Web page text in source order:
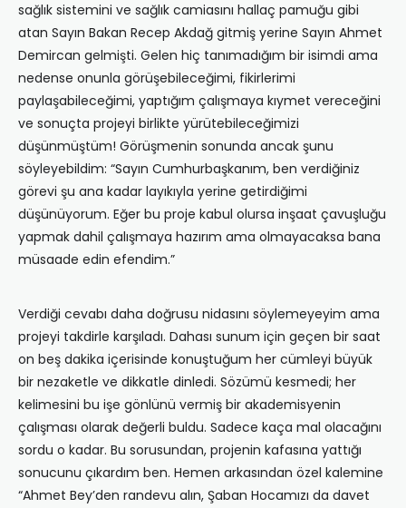
sağlık sistemini ve sağlık camiasını hallaç pamuğu gibi
atan Sayın Bakan Recep Akdağ gitmiş yerine Sayın Ahmet
Demircan gelmişti. Gelen hiç tanımadığım bir isimdi ama
nedense onunla görüşebileceğimi, fikirlerimi
paylaşabileceğimi, yaptığım çalışmaya kıymet vereceğini
ve sonuçta projeyi birlikte yürütebileceğimizi
düşünmüştüm! Görüşmenin sonunda ancak şunu
söyleyebildim: “Sayın Cumhurbaşkanım, ben verdiğiniz
görevi şu ana kadar layıkıyla yerine getirdiğimi
düşünüyorum. Eğer bu proje kabul olursa inşaat çavuşluğu
yapmak dahil çalışmaya hazırım ama olmayacaksa bana
müsaade edin efendim.”
Verdiği cevabı daha doğrusu nidasını söylemeyeyim ama
projeyi takdirle karşıladı. Dahası sunum için geçen bir saat
on beş dakika içerisinde konuştuğum her cümleyi büyük
bir nezaketle ve dikkatle dinledi. Sözümü kesmedi; her
kelimesini bu işe gönlünü vermiş bir akademisyenin
çalışması olarak değerli buldu. Sadece kaça mal olacağını
sordu o kadar. Bu sorusundan, projenin kafasına yattığı
sonucunu çıkardım ben. Hemen arkasından özel kalemine
“Ahmet Bey’den randevu alın, Şaban Hocamızı da davet